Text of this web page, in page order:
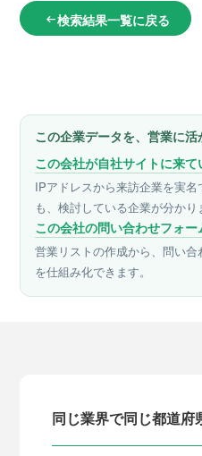
arrow_left_alt検索結果一覧に戻る
この企業データを、営業に活
この会社が自社サイトに来
IPアドレスから来訪企業を実
も、検討している企業が分かり
この会社の問い合わせフォ
営業リストの作成から、問い
を仕組み化できます。
同じ業界で同じ都道府